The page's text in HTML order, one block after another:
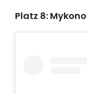
Platz 8: